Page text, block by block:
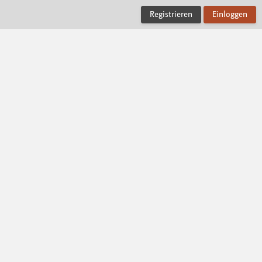
Registrieren Einloggen